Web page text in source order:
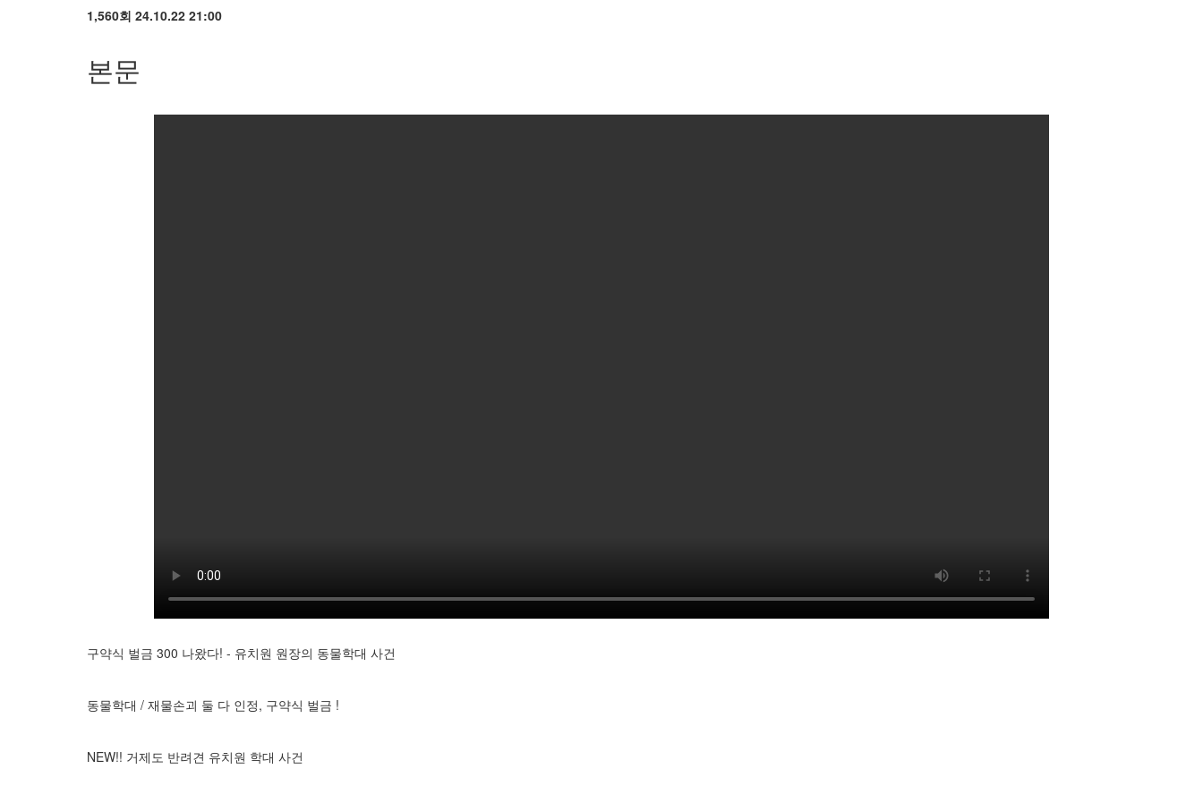
1,560회 24.10.22 21:00
본문
구약식 벌금 300 나왔다! - 유치원 원장의 동물학대 사건
동물학대 / 재물손괴 둘 다 인정, 구약식 벌금 !
NEW!! 거제도 반려견 유치원 학대 사건